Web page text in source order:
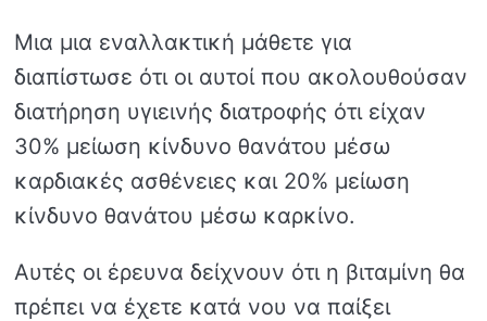
Μια μια εναλλακτική μάθετε για
διαπίστωσε ότι οι αυτοί που ακολουθούσαν
διατήρηση υγιεινής διατροφής ότι είχαν
30% μείωση κίνδυνο θανάτου μέσω
καρδιακές ασθένειες και 20% μείωση
κίνδυνο θανάτου μέσω καρκίνο.
Αυτές οι έρευνα δείχνουν ότι η βιταμίνη θα
πρέπει να έχετε κατά νου να παίξει